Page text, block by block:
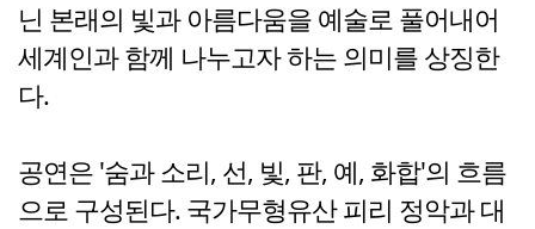
닌 본래의 빛과 아름다움을 예술로 풀어내어
세계인과 함께 나누고자 하는 의미를 상징한
다.
공연은 '숨과 소리, 선, 빛, 판, 예, 화합'의 흐름
으로 구성된다. 국가무형유산 피리 정악과 대